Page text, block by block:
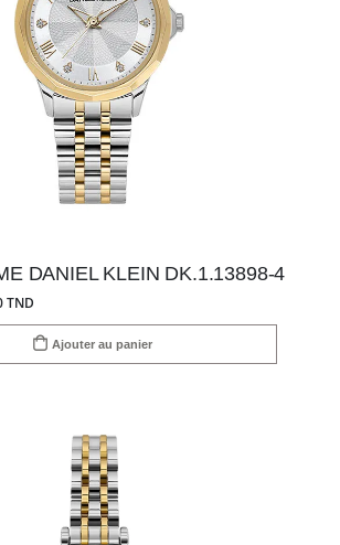
DANIEL KLEIN DK.1.13898-4
TND
Ajouter au panier